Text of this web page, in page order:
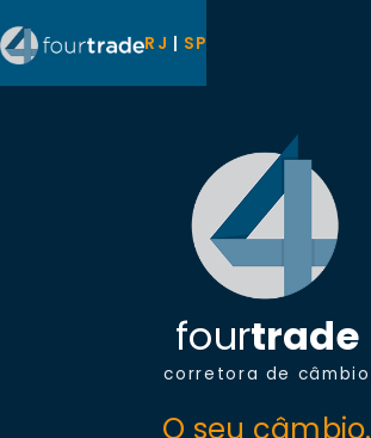
RJ | SP
fourtrade
corretora de câmbio
O seu câmbio.